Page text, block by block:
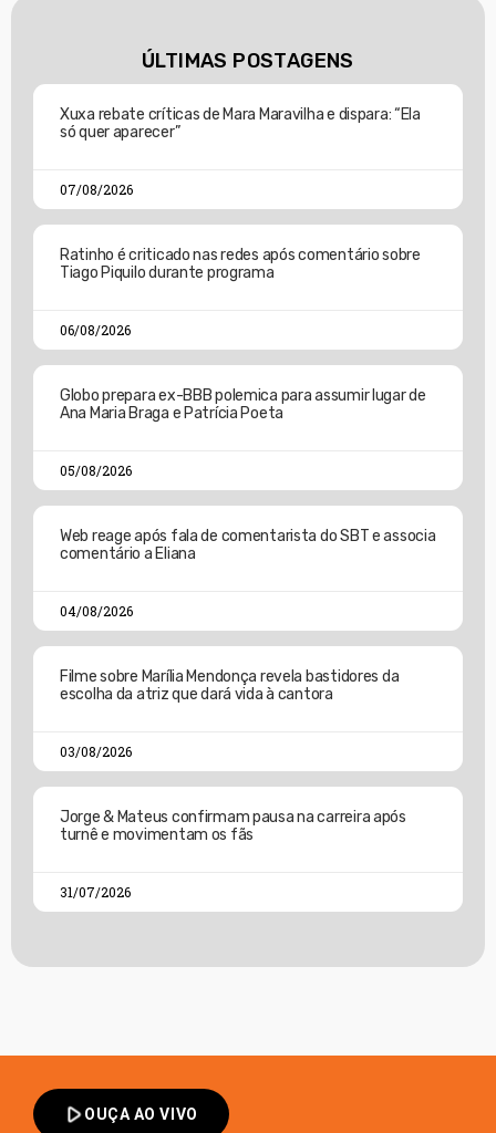
ÚLTIMAS POSTAGENS
Xuxa rebate críticas de Mara Maravilha e dispara: “Ela
só quer aparecer”
07/08/2026
Ratinho é criticado nas redes após comentário sobre
Tiago Piquilo durante programa
06/08/2026
Globo prepara ex-BBB polemica para assumir lugar de
Ana Maria Braga e Patrícia Poeta
05/08/2026
Web reage após fala de comentarista do SBT e associa
comentário a Eliana
04/08/2026
Filme sobre Marília Mendonça revela bastidores da
escolha da atriz que dará vida à cantora
03/08/2026
Jorge & Mateus confirmam pausa na carreira após
turnê e movimentam os fãs
31/07/2026
play_arrowOUÇA AO VIVO